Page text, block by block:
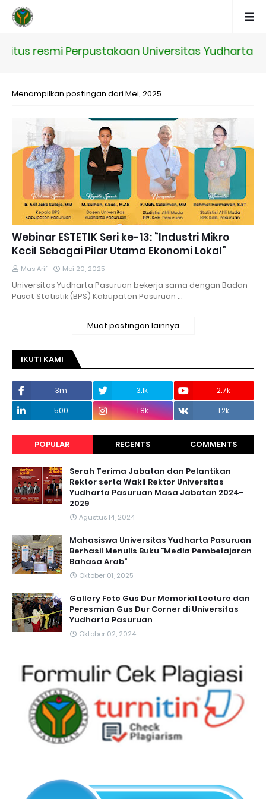
resmi Perpustakaan Universitas Yudharta
Menampilkan postingan dari Mei, 2025
Webinar ESTETIK Seri ke-13: “Industri Mikro
Kecil Sebagai Pilar Utama Ekonomi Lokal”
Mas Arif Mei 20, 2025
Universitas Yudharta Pasuruan bekerja sama dengan Badan
Pusat Statistik (BPS) Kabupaten Pasuruan …
Muat postingan lainnya
IKUTI KAMI
3m 3.1k
2.7k
500
1.8k 1.2k
POPULAR RECENTS COMMENTS
Serah Terima Jabatan dan Pelantikan
Rektor serta Wakil Rektor Universitas
Yudharta Pasuruan Masa Jabatan 2024-
2029
Agustus 14, 2024
Mahasiswa Universitas Yudharta Pasuruan
Berhasil Menulis Buku "Media Pembelajaran
Bahasa Arab"
Oktober 01, 2025
Gallery Foto Gus Dur Memorial Lecture dan
Peresmian Gus Dur Corner di Universitas
Yudharta Pasuruan
Oktober 02, 2024